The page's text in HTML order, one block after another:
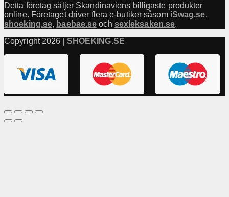
Detta företag säljer Skandinaviens billigaste produkter
online. Företaget driver flera e-butiker såsom iSwag.se,
shoeking.se, baebae.se och sexleksaken.se.
Copyright 2026 | SHOEKING.SE